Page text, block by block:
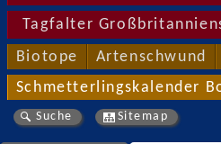
Tagfalter
Biotope Artenschwund
Schmetterlingskalender
Suche Sitemap